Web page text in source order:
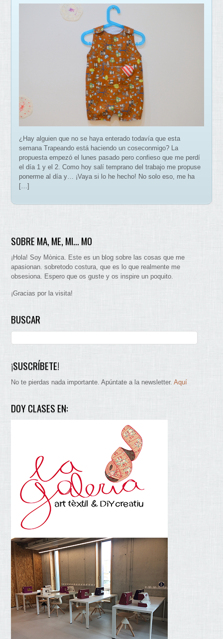
¿Hay alguien que no se haya enterado todavía que esta
semana Trapeando está haciendo un coseconmigo? La
propuesta empezó el lunes pasado pero confieso que me perdí
el día 1 y el 2. Como hoy salí temprano del trabajo me propuse
ponerme al día y… ¡Vaya si lo he hecho! No solo eso, me ha
[…]
SOBRE MA, ME, MI… MO
¡Hola! Soy Mònica. Este es un blog sobre las cosas que me
apasionan. sobretodo costura, que es lo que realmente me
obsesiona. Espero que os guste y os inspire un poquito.
¡Gracias por la visita!
BUSCAR
¡SUSCRÍBETE!
No te pierdas nada importante. Apúntate a la newsletter.Aquí
DOY CLASES EN: